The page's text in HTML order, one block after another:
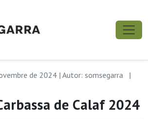
de 2024 | Autor: somsegarra
|
de Calaf 2024